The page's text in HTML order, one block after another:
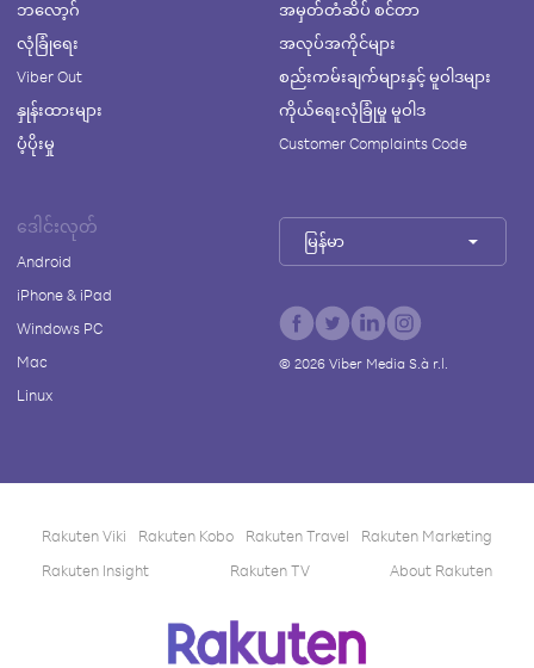
ဘလော့ဂ်
လုံခြုံရေး
Viber Out
နှုန်းထားများ
ပံ့ပိုးမှု
အမှတ်တံဆိပ် စင်တာ
အလုပ်အကိုင်များ
စည်းကမ်းချက်များနှင့် မူဝါဒများ
ကိုယ်ရေးလုံခြုံမှု မူဝါဒ
Customer Complaints Code
ဒေါင်းလုတ်
Android
iPhone & iPad
Windows PC
Mac
Linux
မြန်မာ
© 2026Viber Media S.à r.l.
Rakuten Viki Rakuten Kobo Rakuten Travel
Rakuten Marketing
Rakuten Insight
Rakuten TV About Rakuten